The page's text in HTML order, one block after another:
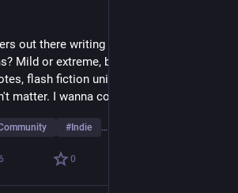
out there writing in unorthodox styles,
Mild or extreme, books with other
flash fiction universes, or stories told
matter. I wanna connect!
# Indie … und 8 weitere
0